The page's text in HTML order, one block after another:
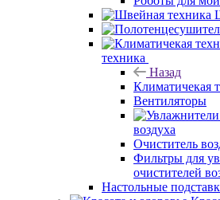
техника
Назад
Климатичекая
Вентиляторы
воздуха
Очиститель
Фильтры для
очистителей
Настольные